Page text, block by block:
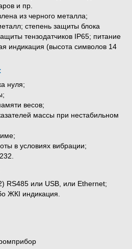
и пр.
​​из черного металла;
степень защиты блока
тензодатчиков IP65; питание
индикация (высота символов 14
нуля;
весов;
массы при нестабильном
в условиях вибрации;
RS485 или USB, или Ethernet;
ЖКІ индикация.